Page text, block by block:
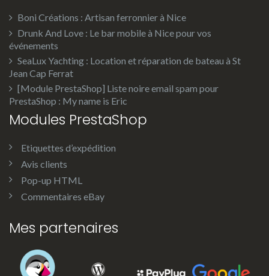
Boni Créations : Artisan ferronnier à Nice
Drunk And Love : Le bar mobile à Nice pour vos
événements
SeaLux Yachting : Location et réparation de bateau à St
Jean Cap Ferrat
[Module PrestaShop] Liste noire email spam pour
PrestaShop : My name is Eric
Modules PrestaShop
Etiquettes d’expédition
Avis clients
Pop-up HTML
Commentaires eBay
Mes partenaires